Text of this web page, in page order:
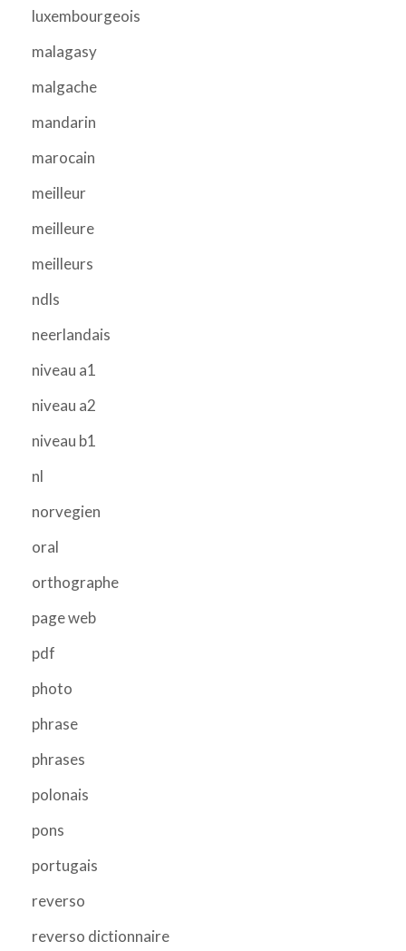
luxembourgeois
malagasy
malgache
mandarin
marocain
meilleur
meilleure
meilleurs
ndls
neerlandais
niveau a1
niveau a2
niveau b1
nl
norvegien
oral
orthographe
page web
pdf
photo
phrase
phrases
polonais
pons
portugais
reverso
reverso dictionnaire